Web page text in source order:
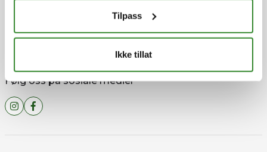
Tilpass
Ikke tillat
Følg oss på sosiale medier